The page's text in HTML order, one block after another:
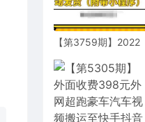
式，一天收入一二百
【第3759期】2022
躺赚项目，无需人工
值守全自动发货（附
带小程序）